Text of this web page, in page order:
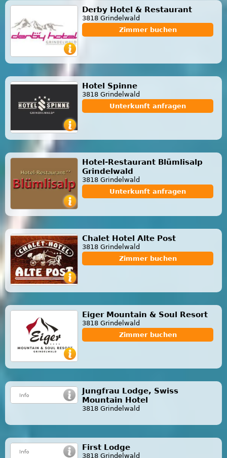
Derby Hotel & Restaurant
3818 Grindelwald
Zimmer buchen
Hotel Spinne
3818 Grindelwald
Unterkunft anfragen
Hotel-Restaurant Blümlisalp
Grindelwald
3818 Grindelwald
Unterkunft anfragen
Chalet Hotel Alte Post
3818 Grindelwald
Zimmer buchen
Eiger Mountain & Soul Resort
3818 Grindelwald
Zimmer buchen
Jungfrau Lodge, Swiss
Mountain Hotel
3818 Grindelwald
First Lodge
3818 Grindelwald